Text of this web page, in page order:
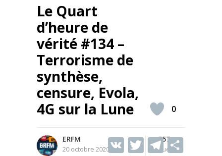
Le Quart
d’heure de
vérité #134 –
Terrorisme de
synthèse,
censure, Evola,
4G sur la Lune
ERFM
20 octobre 2020
557
Vues
V T T
0